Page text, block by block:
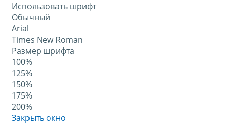
Использовать шрифт
Обычный
Arial
Times New Roman
Размер шрифта
100%
125%
150%
175%
200%
Закрыть окно